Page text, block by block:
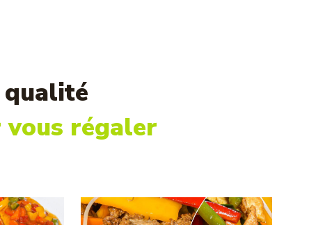
qualité
régaler